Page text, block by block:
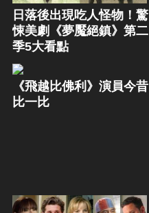
日落後出現吃人怪物！驚
悚美劇《夢魘絕鎮》第二
季5大看點
《飛越比佛利》演員今昔
比一比